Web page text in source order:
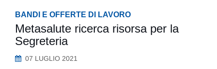
BANDI E OFFERTE DI LAVORO
Metasalute ricerca risorsa per la
Segreteria
07 LUGLIO 2021